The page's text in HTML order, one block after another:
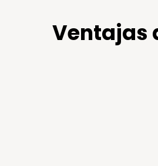
Ventajas